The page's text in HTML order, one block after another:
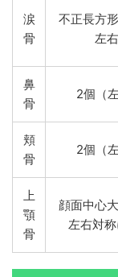
涙
骨
不正長方
左
鼻
骨
2個（
頬
骨
2個（
上
顎
骨
顔面中心
左右対